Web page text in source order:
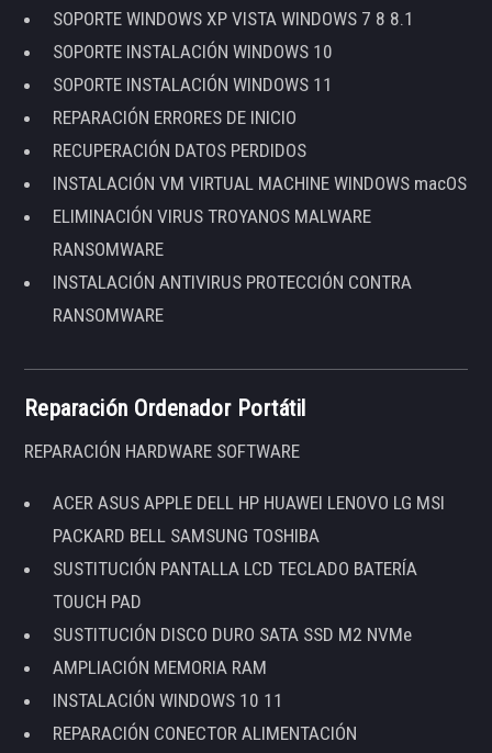
SOPORTE WINDOWS XP VISTA WINDOWS 7 8 8.1
SOPORTE INSTALACIÓN WINDOWS 10
SOPORTE INSTALACIÓN WINDOWS 11
REPARACIÓN ERRORES DE INICIO
RECUPERACIÓN DATOS PERDIDOS
INSTALACIÓN VM VIRTUAL MACHINE WINDOWS macOS
ELIMINACIÓN VIRUS TROYANOS MALWARE
RANSOMWARE
INSTALACIÓN ANTIVIRUS PROTECCIÓN CONTRA
RANSOMWARE
Reparación Ordenador Portátil
REPARACIÓN HARDWARE SOFTWARE
ACER ASUS APPLE DELL HP HUAWEI LENOVO LG MSI
PACKARD BELL SAMSUNG TOSHIBA
SUSTITUCIÓN PANTALLA LCD TECLADO BATERÍA
TOUCH PAD
SUSTITUCIÓN DISCO DURO SATA SSD M2 NVMe
AMPLIACIÓN MEMORIA RAM
INSTALACIÓN WINDOWS 10 11
REPARACIÓN CONECTOR ALIMENTACIÓN